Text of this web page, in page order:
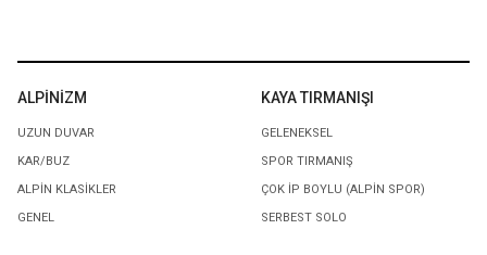
ALPINIZM
UZUN DUVAR
KAR/BUZ
ALPIN KLASIKLER
GENEL
KAYA TIRMANIŞI
GELENEKSEL
SPOR TIRMANIŞ
ÇOK İP BOYLU (ALPIN SPOR)
SERBEST SOLO